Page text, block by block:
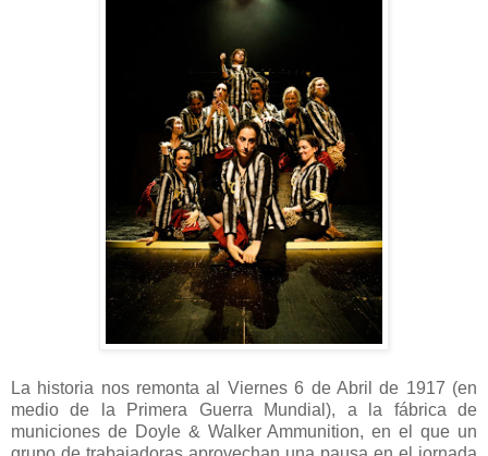
La historia nos remonta al Viernes 6 de Abril de 1917 (en
medio de la Primera Guerra Mundial), a la fábrica de
municiones de Doyle & Walker Ammunition, en el que un